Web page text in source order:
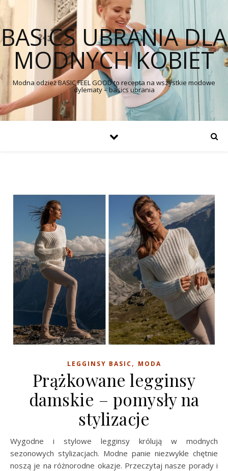
BASICS UBRANIA DLA
MODNYCH KOBIET
Modna odzież BASIC FEEL GOOD to recepta na wszystkie modowe
dylematy – basics ubrania
LEGGINSY BASIC, MODA
Prążkowane legginsy
damskie – pomysły na
stylizacje
Wygodne i stylowe legginsy królują w modnych
sezonowych stylizacjach. Modne panie niezwykle chętnie
noszą je na różnorodne okazje. Przeczytaj nasze porady i